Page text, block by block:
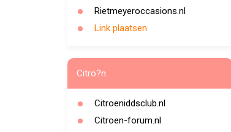
Rietmeyeroccasions.nl
Link plaatsen
Citro?n
Citroeniddsclub.nl
Citroen-forum.nl